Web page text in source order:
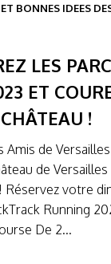
BONNES IDEES
LES
ET
!
Amis de
de
Réservez votre
Running
De 2...